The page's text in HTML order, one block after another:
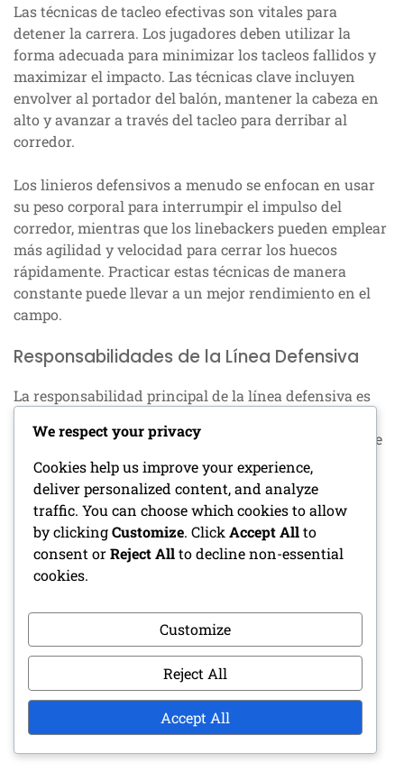
Las técnicas de tacleo efectivas son vitales para
detener la carrera. Los jugadores deben utilizar la
forma adecuada para minimizar los tacleos fallidos y
maximizar el impacto. Las técnicas clave incluyen
envolver al portador del balón, mantener la cabeza en
alto y avanzar a través del tacleo para derribar al
corredor.
Los linieros defensivos a menudo se enfocan en usar
su peso corporal para interrumpir el impulso del
corredor, mientras que los linebackers pueden emplear
más agilidad y velocidad para cerrar los huecos
rápidamente. Practicar estas técnicas de manera
constante puede llevar a un mejor rendimiento en el
campo.
Responsabilidades de la Línea Defensiva
La responsabilidad principal de la línea defensiva es
ofensiva. En un esquema 4-3, cada liniero típicamente
tiene un hueco designado para defender, lo que
requiere fuerza y técnica para mantener su posición
contra los linieros ofensivos.
En un esquema 3-4, los linieros defensivos a menudo
asumen bloqueadores para liberar a los linebackers
habilidades diferente, ya que los linieros deben ser
hábiles en involucrar a múltiples bloqueadores
mientras mantienen la conciencia de sus
responsabilidades de hueco.
Impacto del Posicionamiento de los
Linebackers
We respect your privacy
Cookies help us improve your experience,
deliver personalized content, and analyze
traffic. You can choose which cookies to allow
by clickingCustomize. Click Accept Allto
consent orReject Allto decline non-essential
cookies.
Customize
Reject All
Accept All